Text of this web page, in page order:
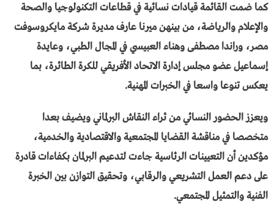
كما ضمت القائمة قيادات نسائية في قطاعات التكنولوجيا والصحة
والإعلام والرياضة، من بينهن ميرنا عارف مديرة شركة مايكروسوفت
مصر، وراندا مصطفى وهناء العبيسي في المجال الطبي، وعايدة
إسماعيل عضو مجلس إدارة الاتحاد الأفريقي للكرة الطائرة، بما
يعكس تنوعا واسعا في الخبرات المهنية.
ويعزز الحضور النسائي من ثراء النقاش البرلماني ويضيف بعدا
متخصصا في مناقشة القضايا المجتمعية والاقتصادية والخدمية،
مؤكدين أن التعيينات الرئاسية جاءت لتدعيم البرلمان بكفاءات قادرة
على دعم العمل التشريعي والرقابي، وتحقيق التوازن بين الخبرة
الفنية والتمثيل المجتمعي.